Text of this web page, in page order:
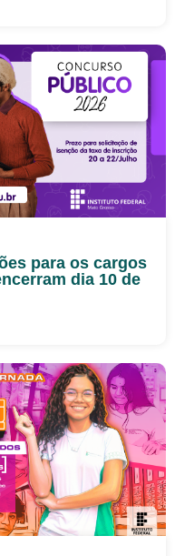
para os cargos
dia 10 de